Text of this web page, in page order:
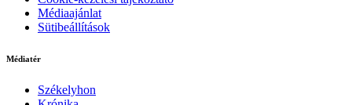
Médiaajánlat
Sütibeállítások
Médiatér
Székelyhon